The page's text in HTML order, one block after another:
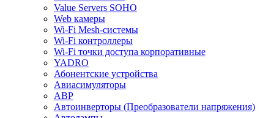
Value Servers SOHO
Web камеры
Wi-Fi Mesh-системы
Wi-Fi контроллеры
Wi-Fi точки доступа корпоративные
YADRO
Абонентские устройства
Авиасимуляторы
АВР
Автоинверторы (Преобразователи напряжения)